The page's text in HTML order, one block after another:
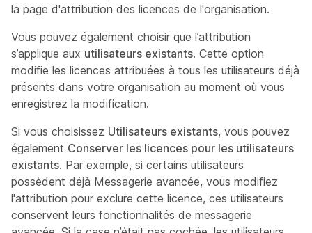
la page d'attribution des licences de l'organisation.
Vous pouvez également choisir que l’attribution
s’applique aux utilisateurs existants. Cette option
modifie les licences attribuées à tous les utilisateurs déjà
présents dans votre organisation au moment où vous
enregistrez la modification.
Si vous choisissez Utilisateurs existants, vous pouvez
également Conserver les licences pour les utilisateurs
existants. Par exemple, si certains utilisateurs
possèdent déjà Messagerie avancée, vous modifiez
l'attribution pour exclure cette licence, ces utilisateurs
conservent leurs fonctionnalités de messagerie